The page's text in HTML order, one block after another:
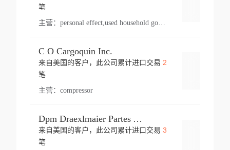
笔
主营： personal effect,used household goods
C O Cargoquin Inc.
来自美国的客户，此公司累计进口交易 2
笔
主营： compressor
Dpm Draexlmaier Partes Automotrices Corr Ind Huejotzingo
来自美国的客户，此公司累计进口交易 3
笔